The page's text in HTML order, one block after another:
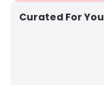
Curated For You